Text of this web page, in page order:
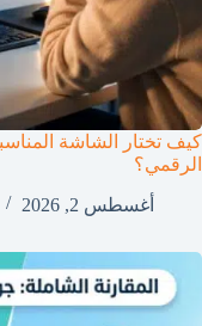
كيف تختار الشاشة
الرقمي؟
أغسطس 2, 2026